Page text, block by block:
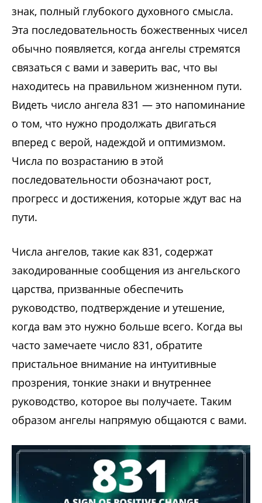
знак, полный глубокого духовного смысла.
Эта последовательность божественных чисел
обычно появляется, когда ангелы стремятся
связаться с вами и заверить вас, что вы
находитесь на правильном жизненном пути.
Видеть число ангела 831 — это напоминание
о том, что нужно продолжать двигаться
вперед с верой, надеждой и оптимизмом.
Числа по возрастанию в этой
последовательности обозначают рост,
прогресс и достижения, которые ждут вас на
пути.
Числа ангелов, такие как 831, содержат
закодированные сообщения из ангельского
царства, призванные обеспечить
руководство, подтверждение и утешение,
когда вам это нужно больше всего. Когда вы
часто замечаете число 831, обратите
пристальное внимание на интуитивные
прозрения, тонкие знаки и внутреннее
руководство, которое вы получаете. Таким
образом ангелы напрямую общаются с вами.